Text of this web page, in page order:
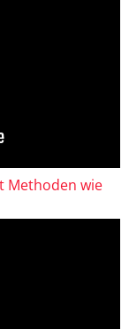
Methoden wie